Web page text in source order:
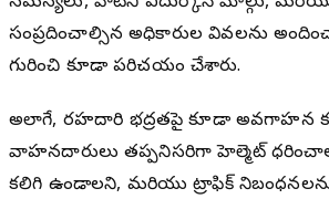
సంప్రదించాల్సిన అధికారుల వివరాలను
గురించి కూడా పరిచయం చేశారు.
అలాగే, రహదారి భద్రతపై కూడా అవగాహన
వాహనదారులు తప్పనిసరిగా హెల్మెట్
కలిగి ఉండాలని, మరియు ట్రాఫిక్